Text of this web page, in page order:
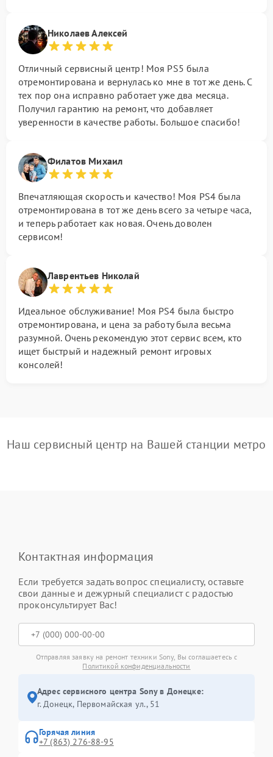
Николаев Алексей
Отличный сервисный центр! Моя PS5 была
отремонтирована и вернулась ко мне в тот же день. С
тех пор она исправно работает уже два месяца.
Получил гарантию на ремонт, что добавляет
уверенности в качестве работы. Большое спасибо!
Филатов Михаил
Впечатляющая скорость и качество! Моя PS4 была
отремонтирована в тот же день всего за четыре часа,
и теперь работает как новая. Очень доволен
сервисом!
Лаврентьев Николай
Идеальное обслуживание! Моя PS4 была быстро
отремонтирована, и цена за работу была весьма
разумной. Очень рекомендую этот сервис всем, кто
ищет быстрый и надежный ремонт игровых
консолей!
Наш сервисный центр на Вашей станции метро
Контактная информация
Если требуется задать вопрос специалисту, оставьте
свои данные и дежурный специалист с радостью
проконсультирует Вас!
Отправляя заявку на ремонт техники Sony, Вы соглашаетесь с
Политикой конфиденциальности
Адрес сервисного центра Sony в Донецке:
г. Донецк, Первомайская ул., 51
Горячая линия
+7 (863) 276-88-95